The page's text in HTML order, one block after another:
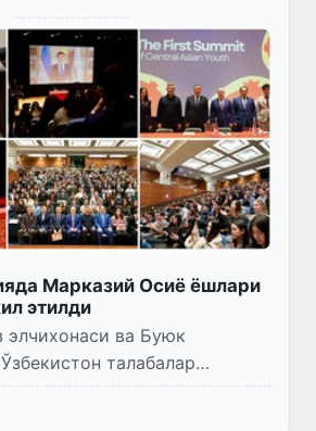
Марказий Осиё ёшлари
этилди
ва Буюк
талабалар
Лондондаги
Марказий Осиё ёшлари